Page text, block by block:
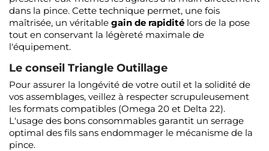
dans la pince. Cette technique permet, une fois
maîtrisée, un véritable gain de rapidité lors de la pose
tout en conservant la légèreté maximale de
l'équipement.
Le conseil Triangle Outillage
Pour assurer la longévité de votre outil et la solidité de
vos assemblages, veillez à respecter scrupuleusement
les formats compatibles (Omega 20 et Delta 22).
L'usage des bons consommables garantit un serrage
optimal des fils sans endommager le mécanisme de la
pince.